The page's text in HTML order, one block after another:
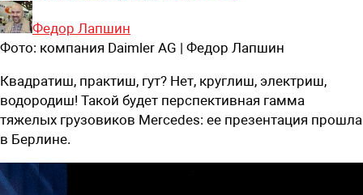
Федор Лапшин
Фото: компания Daimler AG | Федор Лапшин
Квадратиш, практиш, гут? Нет, круглиш, электриш,
водородиш! Такой будет перспективная гамма
тяжелых грузовиков Mercedes: ее презентация прошла
в Берлине.